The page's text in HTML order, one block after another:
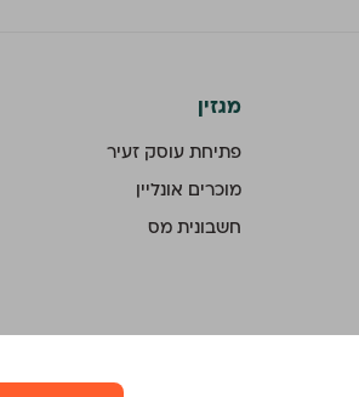
מגזין
פתיחת עוסק זעיר
מוכרים אונליין
חשבונית מס